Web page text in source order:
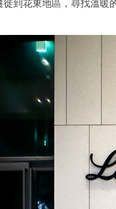
到花東地區，尋找溫